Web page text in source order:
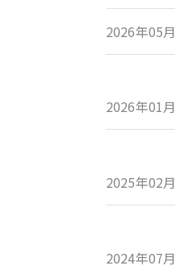
2026年05月
2026年01月
2025年02月
2024年07月